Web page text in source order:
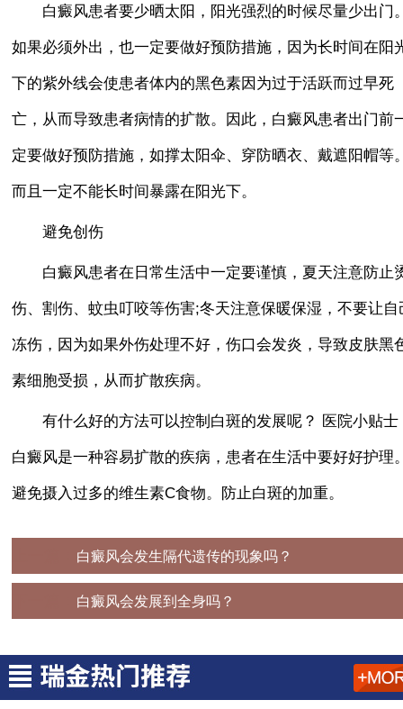
白癜风患者要少晒太阳，阳光强烈的时候尽量少出门
如果必须外出，也一定要做好预防措施，因为长时间在阳
下的紫外线会使患者体内的黑色素因为过于活跃而过早死
亡，从而导致患者病情的扩散。因此，白癜风患者出门前
定要做好预防措施，如撑太阳伞、穿防晒衣、戴遮阳帽等
而且一定不能长时间暴露在阳光下。
避免创伤
白癜风患者在日常生活中一定要谨慎，夏天注意防止
伤、割伤、蚊虫叮咬等伤害;冬天注意保暖保湿，不要让自
冻伤，因为如果外伤处理不好，伤口会发炎，导致皮肤黑
素细胞受损，从而扩散疾病。
有什么好的方法可以控制白斑的发展呢？ 医院小贴士
白癜风是一种容易扩散的疾病，患者在生活中要好好护理
避免摄入过多的维生素C食物。防止白斑的加重。
白癜风会发生隔代遗传的现象吗？
白癜风会发展到全身吗？